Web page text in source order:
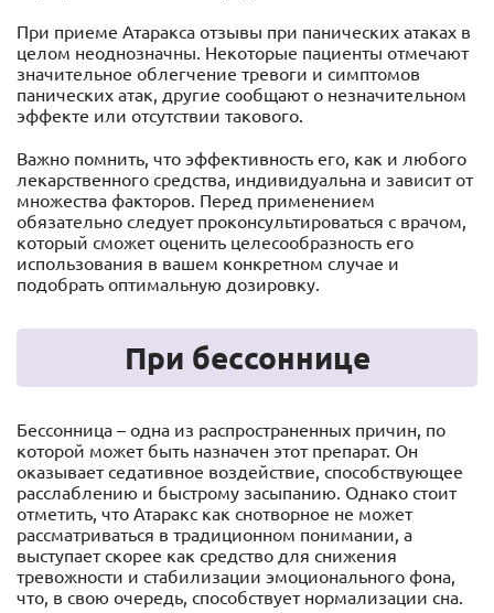
При приеме Атаракса отзывы при панических атаках в
целом неоднозначны. Некоторые пациенты отмечают
значительное облегчение тревоги и симптомов
панических атак, другие сообщают о незначительном
эффекте или отсутствии такового.
Важно помнить, что эффективность его, как и любого
лекарственного средства, индивидуальна и зависит от
множества факторов. Перед применением
обязательно следует проконсультироваться с врачом,
который сможет оценить целесообразность его
использования в вашем конкретном случае и
подобрать оптимальную дозировку.
При бессоннице
Бессонница – одна из распространенных причин, по
которой может быть назначен этот препарат. Он
оказывает седативное воздействие, способствующее
расслаблению и быстрому засыпанию. Однако стоит
отметить, что Атаракс как снотворное не может
рассматриваться в традиционном понимании, а
выступает скорее как средство для снижения
тревожности и стабилизации эмоционального фона,
что, в свою очередь, способствует нормализации сна.